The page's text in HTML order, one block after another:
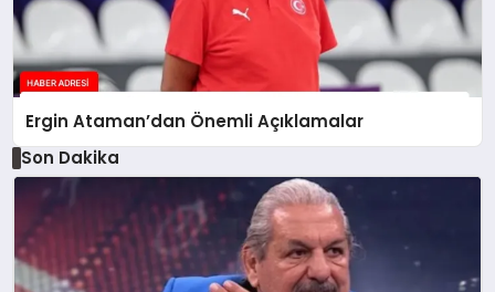
Ergin Ataman’dan Önemli Açıklamalar
Son Dakika